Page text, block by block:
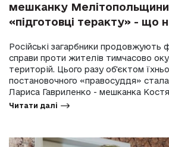
мешканку
«підготовці теракту» - що
Російські загарбники продовжують
справи проти жителів тимчасово
територій. Цього разу об'єктом
постановочного «правосуддя»
Лариса Гавриленко - мешканка
Читати далі